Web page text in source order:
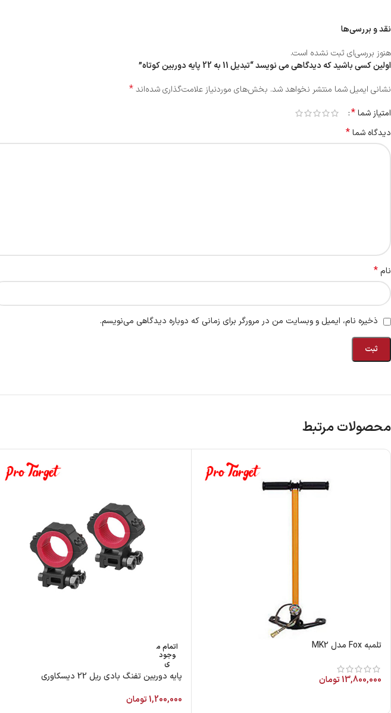
نقد و بررسی‌ها
هنوز بررسی‌ای ثبت نشده است.
اولین کسی باشید که دیدگاهی می نویسد “تبدیل 11 به 22 پایه دوربین کوتاه”
نشانی ایمیل شما منتشر نخواهد شد. بخش‌های موردنیاز علامت‌گذاری شده‌اند*
امتیاز شما*
دیدگاه شما*
نام*
ذخیره نام، ایمیل و وبسایت من در مرورگر برای زمانی که دوباره دیدگاهی می‌نویسم.
محصولات مرتبط
تلمبه Fox مدل MK2
13,800,000تومان
اتمام م
وجود
ی
پایه دوربین تفنگ بادی ریل 22 دیسکاوری
1,200,000تومان